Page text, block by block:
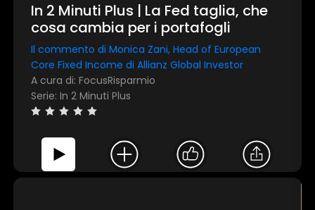
In 2 Minuti Plus | La Fed taglia, che
cosa cambia per i portafogli
Il commento di Monica Zani, Head of European
Core Fixed Income di Allianz Global Investor
A cura di: FocusRisparmio
Serie: In 2 Minuti Plus